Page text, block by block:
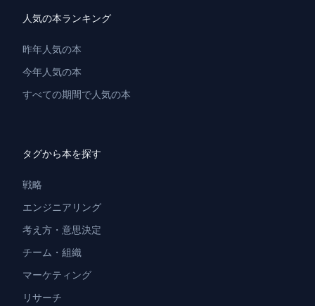
人気の本ランキング
昨年人気の本
今年人気の本
すべての期間で人気の本
タグから本を探す
戦略
エンジニアリング
考え方・意思決定
チーム・組織
マーケティング
リサーチ